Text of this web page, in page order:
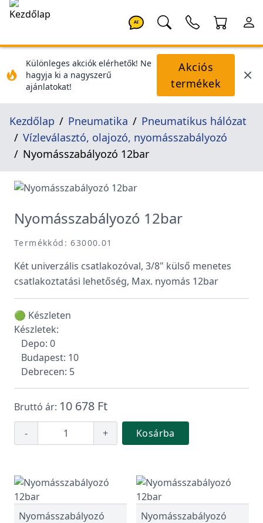
AI
Különleges akciók elérhetők! Ne
hagyja ki a nagyszerű
ajánlatokat!
Akciós
termékek
Kezdőlap Pneumatika
Pneumatikus hálózat
Vízleválasztó, olajozó, nyomásszabályozó
Nyomásszabályozó 12bar
Nyomásszabályozó 12bar
Termékkód: 63000.01
Két univerzális csatlakozóval, 3/8" külső menetes
csatlakoztatási lehetőség, Max. nyomás 12bar
🟢 Készleten
Készletek:
Depo: 0
Budapest: 10
Debrecen: 5
Bruttó ár: 10 678 Ft
- + Kosárba
Nyomásszabályozó
Nyomásszabályozó